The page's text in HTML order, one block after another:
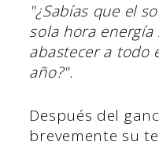
"¿Sabías que el
sola hora
abastecer a todo
año?".
Después del
brevemente su